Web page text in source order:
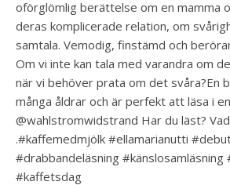
oförglömlig berättelse om en mamma
deras komplicerade relation, om
samtala. Vemodig, finstämd och
Om vi inte kan tala med varandra om
när vi behöver prata om det svåra?En
många åldrar och är perfekt att läsa i
@wahlstromwidstrand Har du läst?
.#kaffemedmjölk #ellamarianutti
#drabbandeläsning #känslosamläsning
#kaffetsdag